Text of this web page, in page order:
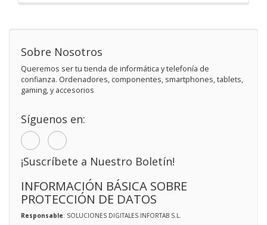
Sobre Nosotros
Queremos ser tu tienda de informática y telefonía de
confianza. Ordenadores, componentes, smartphones, tablets,
gaming, y accesorios
Síguenos en:
¡Suscríbete a Nuestro Boletín!
INFORMACIÓN BÁSICA SOBRE
PROTECCIÓN DE DATOS
Responsable: SOLUCIONES DIGITALES INFORTAB S.L.